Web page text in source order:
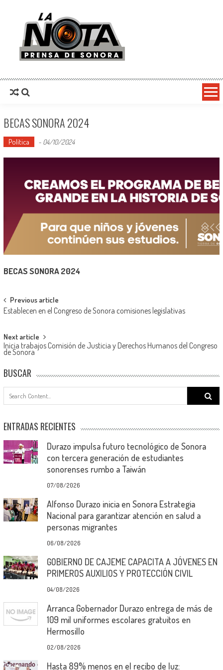
La Nota Prensa De Sonora
BECAS SONORA 2024
Política - 04/10/2024
BECAS SONORA 2024
Post
navigation
Previous article
Establecen en el Congreso de Sonora comisiones legislativas
Next article
Inicia trabajos Comisión de Justicia y Derechos Humanos del Congreso
de Sonora
BUSCAR
Search
for:
ENTRADAS RECIENTES
Durazo impulsa futuro tecnológico de Sonora
con tercera generación de estudiantes
sonorenses rumbo a Taiwán
07/08/2026
Alfonso Durazo inicia en Sonora Estrategia
Nacional para garantizar atención en salud a
personas migrantes
06/08/2026
GOBIERNO DE CAJEME CAPACITA A JÓVENES EN
PRIMEROS AUXILIOS Y PROTECCIÓN CIVIL
04/08/2026
Arranca Gobernador Durazo entrega de más de
109 mil uniformes escolares gratuitos en
Hermosillo
02/08/2026
Hasta 89% menos en el recibo de luz: